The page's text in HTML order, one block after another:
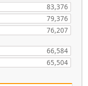
83,376
79,376
76,207
66,584
65,504